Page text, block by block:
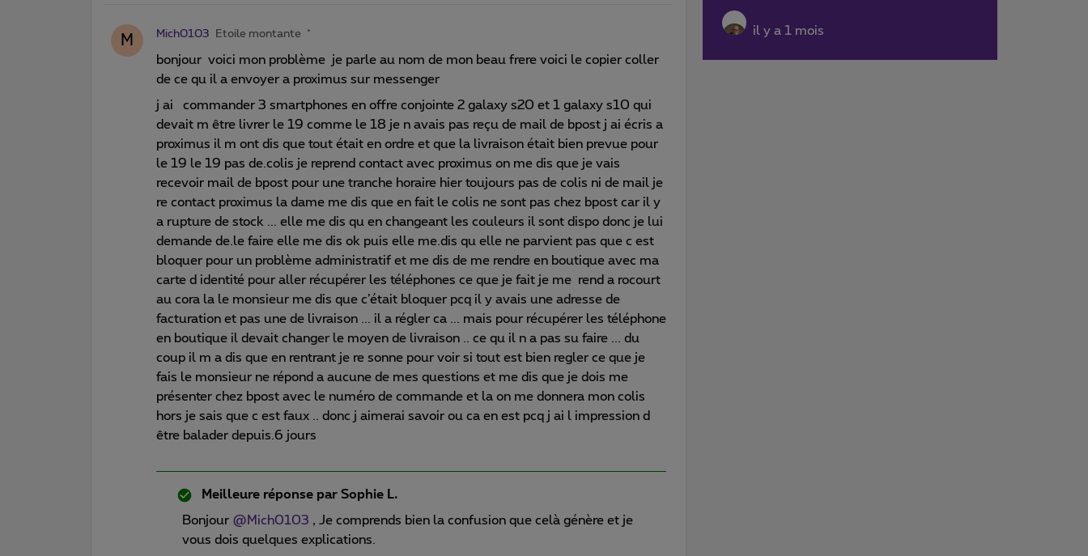
M Mich0103 Etoile montante
bonjour voici mon problème je parle au nom de mon beau frere voici le copier coller
de ce qu il a envoyer a proximus sur messenger
j ai commander 3 smartphones en offre conjointe 2 galaxy s20 et 1 galaxy s10 qui
devait m être livrer le 19 comme le 18 je n avais pas reçu de mail de bpost j ai écris a
proximus il m ont dis que tout était en ordre et que la livraison était bien prevue pour
le 19 le 19 pas de.colis je reprend contact avec proximus on me dis que je vais
recevoir mail de bpost pour une tranche horaire hier toujours pas de colis ni de mail je
re contact proximus la dame me dis que en fait le colis ne sont pas chez bpost car il y
a rupture de stock ... elle me dis qu en changeant les couleurs il sont dispo donc je lui
demande de.le faire elle me dis ok puis elle me.dis qu elle ne parvient pas que c est
bloquer pour un problème administratif et me dis de me rendre en boutique avec ma
carte d identité pour aller récupérer les téléphones ce que je fait je me rend a rocourt
au cora la le monsieur me dis que c’était bloquer pcq il y avais une adresse de
facturation et pas une de livraison ... il a régler ca ... mais pour récupérer les téléphone
en boutique il devait changer le moyen de livraison .. ce qu il n a pas su faire ... du
coup il m a dis que en rentrant je re sonne pour voir si tout est bien regler ce que je
fais le monsieur ne répond a aucune de mes questions et me dis que je dois me
présenter chez bpost avec le numéro de commande et la on me donnera mon colis
hors je sais que c est faux .. donc j aimerai savoir ou ca en est pcq j ai l impression d
être balader depuis.6 jours
Meilleure réponse par Sophie L.
Bonjour @Mich0103 , Je comprends bien la confusion que celà génère et je
vous dois quelques explications.
il y a 1 mois